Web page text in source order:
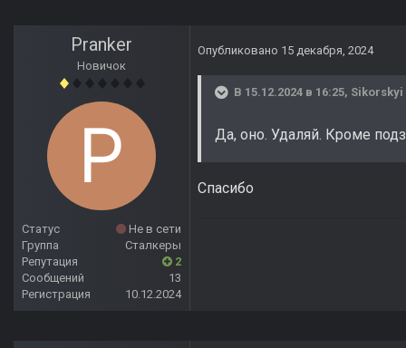
Pranker
Новичок
Статус
Не в сети
Группа
Сталкеры
Репутация
2
Сообщений
13
Регистрация
10.12.2024
Опубликовано 15 декабря, 2024
В 15.12.2024 в 16:25, Sikorskyi
Да, оно. Удаляй. Кроме
Спасибо